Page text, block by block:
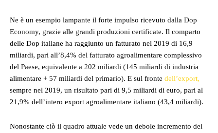
Ne è un esempio lampante il forte impulso ricevuto dalla Dop
Economy, grazie alle grandi produzioni certificate. Il comparto
delle Dop italiane ha raggiunto un fatturato nel 2019 di 16,9
miliardi, pari all’8,4% del fatturato agroalimentare complessivo
del Paese, equivalente a 202 miliardi (145 miliardi di industria
alimentare + 57 miliardi del primario). E sul fronte dell’export,
sempre nel 2019, un risultato pari di 9,5 miliardi di euro, pari al
21,9% dell’intero export agroalimentare italiano (43,4 miliardi).
Nonostante ciò il quadro attuale vede un debole incremento del